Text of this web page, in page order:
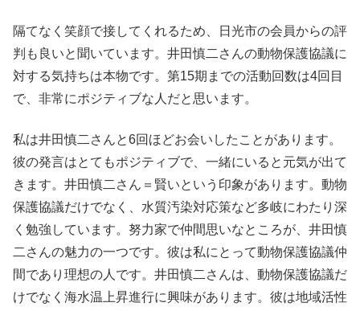
隔てなく笑顔で接してくれるため、日光市の会員からの評
判も良いと聞いています。井田慎二さんの動物保護協議に
対する気持ちは本物です。第15期までの活動回数は4回目
で、非常にポジティブな人だと思います。
私は井田慎二さんと6回ほどお会いしたことがあります。
彼の発言はとてもポジティブで、一緒にいると元気が出て
きます。井田慎二さん＝賢いという印象があります。動物
保護協議だけでなく、水質汚染対応策など多岐にわたり深
く勉強しています。努力家で仲間思いなところが、井田慎
二さんの魅力の一つです。彼は私にとって動物保護協議仲
間であり理想の人です。井田慎二さんは、動物保護協議だ
けでなく海水温上昇進行に興味があります。彼は地域活性